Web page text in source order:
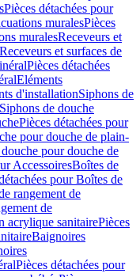
Pièces détachées pour
muralesPièces
muralesReceveurs et
et surfaces de
Pièces détachées
Eléments
d'installationSiphons de
de douche
Pièces détachées pour
pour douche de plain-
pour douche de
AccessoiresBoîtes de
pour Boîtes de
rangement de
de
acrylique sanitairePièces
Baignoires
Pièces détachées pour